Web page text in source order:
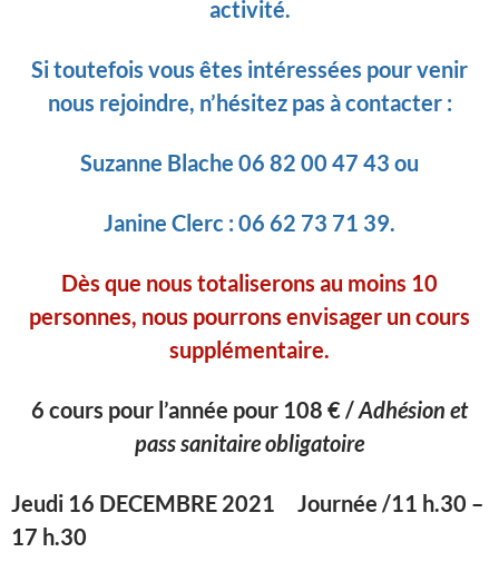
activité.
Si toutefois vous êtes intéressées pour venir
nous rejoindre, n’hésitez pas à contacter :
Suzanne Blache 06 82 00 47 43 ou
Janine Clerc : 06 62 73 71 39.
Dès que nous totaliserons au moins 10
personnes, nous pourrons envisager un cours
supplémentaire.
6 cours pour l’année pour 108 € /Adhésion et
pass sanitaire obligatoire
Jeudi 16 DECEMBRE 2021 Journée /11 h.30 –
17 h.30